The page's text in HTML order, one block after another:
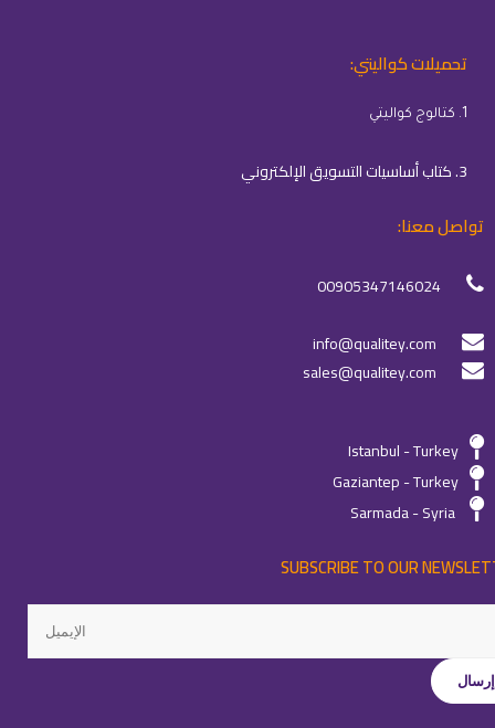
تحميلات كواليتي:
1. كتالوج كواليتي
3. كتاب أساسيات التسويق الإلكتروني
تواصل معنا:
00905347146024
info@qualitey.com
sales@qualitey.com
Istanbul - Turkey
Gaziantep - Turkey
Sarmada - Syria
SUBSCRIBE TO OUR